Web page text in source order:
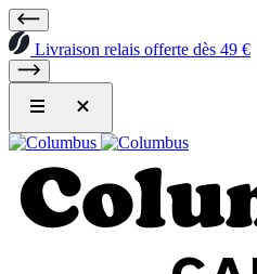
Livraison relais offerte dès 49 €